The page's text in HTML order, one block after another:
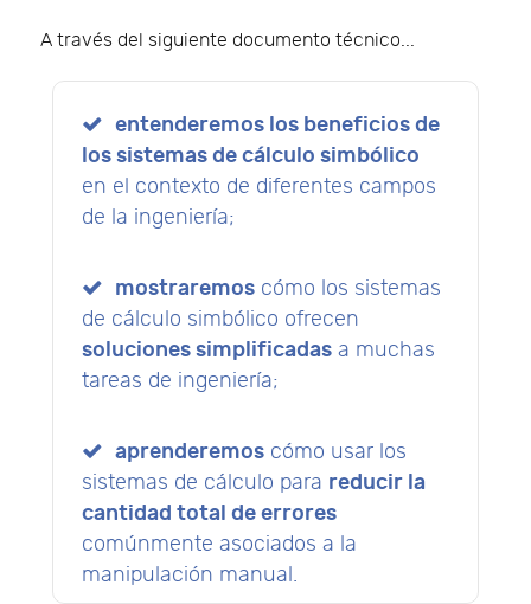
A través del siguiente documento técnico...
entenderemos los beneficios de
los sistemas de cálculo simbólico
en el contexto de diferentes campos
de la ingeniería;
mostraremos cómo los sistemas
de cálculo simbólico ofrecen
soluciones simplificadas a muchas
tareas de ingeniería;
aprenderemos cómo usar los
sistemas de cálculo para reducir la
cantidad total de errores
comúnmente asociados a la
manipulación manual.